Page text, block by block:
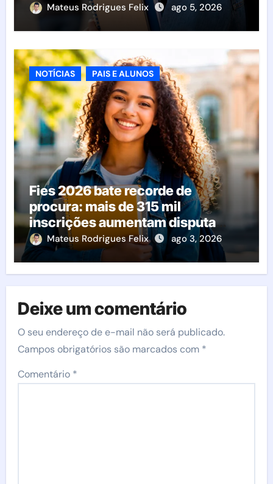
Mateus Rodrigues Felix ago 5, 2026
NOTÍCIAS PAIS E ALUNOS
Fies 2026 bate recorde de
procura: mais de 315 mil
inscrições aumentam disputa
pelas vagas; veja o que acontece
agora
Mateus Rodrigues Felix ago 3, 2026
Deixe um comentário
O seu endereço de e-mail não será publicado.
Campos obrigatórios são marcados com *
Comentário *